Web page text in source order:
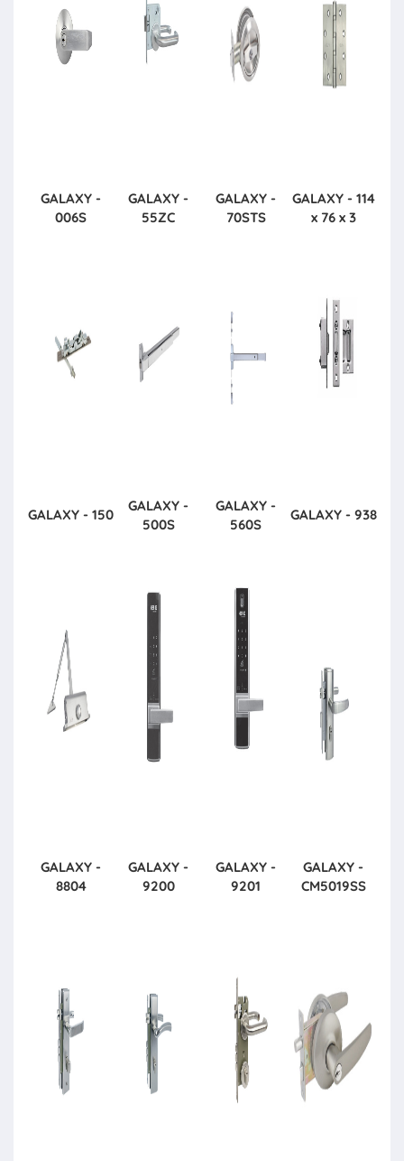
GALAXY -
006S
GALAXY -
55ZC
GALAXY -
70STS
GALAXY - 114
x 76 x 3
GALAXY - 150
GALAXY -
500S
GALAXY -
560S
GALAXY - 938
GALAXY -
8804
GALAXY -
9200
GALAXY -
9201
GALAXY -
CM5019SS